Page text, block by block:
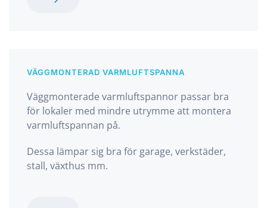
VÄGGMONTERAD VARMLUFTSPANNA
Väggmonterade varmluftspannor passar bra
för lokaler med mindre utrymme att montera
varmluftspannan på.
Dessa lämpar sig bra för garage, verkstäder,
stall, växthus mm.